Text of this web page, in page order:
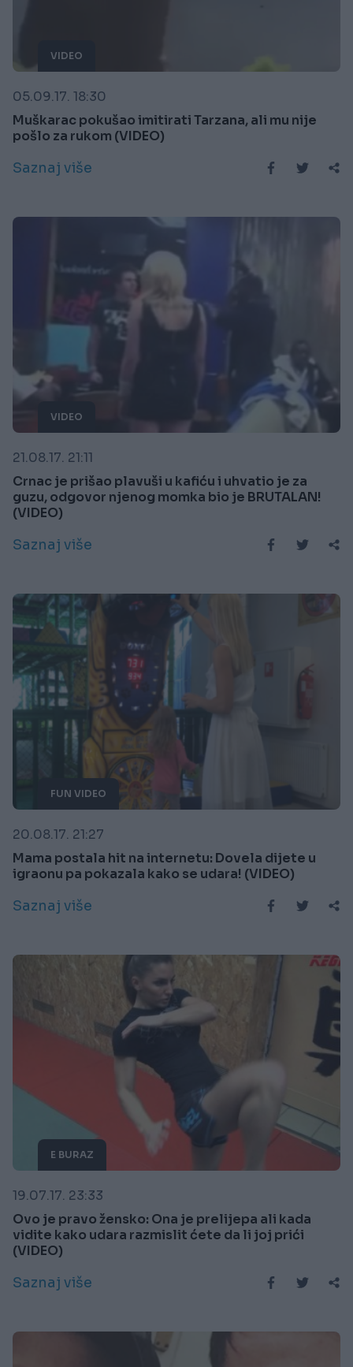
VIDEO
05.09.17. 18:30
Muškarac pokušao imitirati Tarzana, ali mu nije
pošlo za rukom (VIDEO)
Saznaj više
VIDEO
21.08.17. 21:11
Crnac je prišao plavuši u kafiću i uhvatio je za
guzu, odgovor njenog momka bio je BRUTALAN!
(VIDEO)
Saznaj više
FUN VIDEO
20.08.17. 21:27
Mama postala hit na internetu: Dovela dijete u
igraonu pa pokazala kako se udara! (VIDEO)
Saznaj više
E BURAZ
19.07.17. 23:33
Ovo je pravo žensko: Ona je prelijepa ali kada
vidite kako udara razmislit ćete da li joj prići
(VIDEO)
Saznaj više